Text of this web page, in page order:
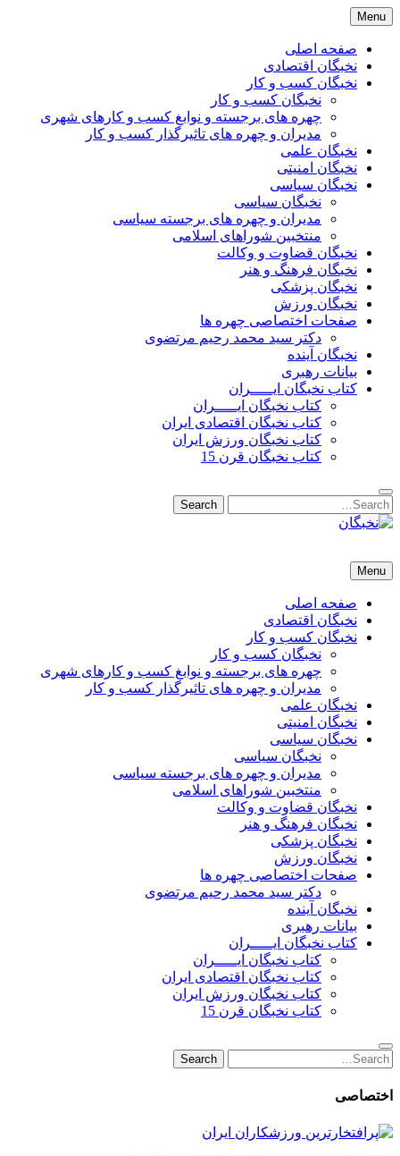
Skip
to
content
Menu
صفحه اصلی
نخبگان اقتصادی
نخبگان کسب و کار
نخبگان کسب و کار
چهره های برجسته و نوابغ کسب و کارهای شهری
مدیران و چهره های تاثیرگذار کسب و کار
نخبگان علمی
نخبگان امنیتی
نخبگان سیاسی
نخبگان سیاسی
مدیران و چهره های برجسته سیاسی
منتخبین شوراهای اسلامی
نخبگان قضاوت و وکالت
نخبگان فرهنگ و هنر
نخبگان پزشکی
نخبگان ورزش
صفحات اختصاصی چهره ها
دکتر سید محمد رحیم مرتضوی
نخبگان آینده
بیانات رهبری
کتاب نخبگان ایـــــران
کتاب نخبگان ایـــــران
کتاب نخبگان اقتصادی ایران
کتاب نخبگان ورزش ایران
کتاب نخبگان قرن 15
Search
for:
Search
نخبگان تایمز/ کتاب نخبگان + پورتال رسمی کتاب نخبگان ایران –
ورزش ایران – کتاب نخبگان کسب و کار ایران – کتاب نخبگان ایران
Menu
صفحه اصلی
نخبگان اقتصادی
نخبگان کسب و کار
نخبگان کسب و کار
چهره های برجسته و نوابغ کسب و کارهای شهری
مدیران و چهره های تاثیرگذار کسب و کار
نخبگان علمی
نخبگان امنیتی
نخبگان سیاسی
نخبگان سیاسی
مدیران و چهره های برجسته سیاسی
منتخبین شوراهای اسلامی
نخبگان قضاوت و وکالت
نخبگان فرهنگ و هنر
نخبگان پزشکی
نخبگان ورزش
صفحات اختصاصی چهره ها
دکتر سید محمد رحیم مرتضوی
نخبگان آینده
بیانات رهبری
کتاب نخبگان ایـــــران
کتاب نخبگان ایـــــران
کتاب نخبگان اقتصادی ایران
کتاب نخبگان ورزش ایران
کتاب نخبگان قرن 15
Search
for:
Search
اختصاصی